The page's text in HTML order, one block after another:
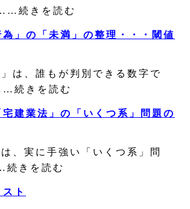
続きを読む
」の「未満」の整理・・・閾値
は、誰もが判別できる数字で
続きを読む
建業法」の「いくつ系」問題の
、実に手強い「いくつ系」問
きを読む
ト